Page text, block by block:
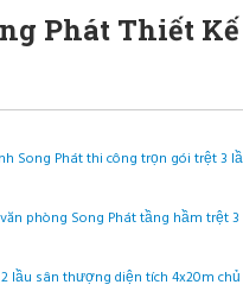
Phát Thiết
Song Phát thi công trọn gói trệt 3
phòng Song Phát tầng hầm trệt
lầu sân thượng diện tích 4x20m